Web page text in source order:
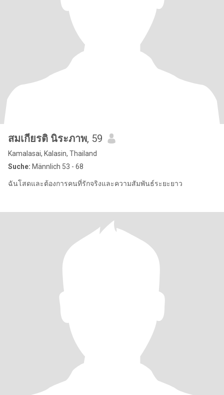
สมเกียรติ นิระภาพ, 59
Kamalasai, Kalasin, Thailand
Suche: Männlich 53 - 68
ฉันโสดและต้องการคนที่รักจริงและความสัมพันธ์ระยะยาว